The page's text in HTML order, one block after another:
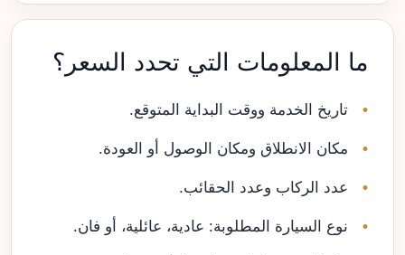
ما المعلومات التي تحدد السعر؟
تاريخ الخدمة ووقت البداية المتوقع.
مكان الانطلاق ومكان الوصول أو العودة.
عدد الركاب وعدد الحقائب.
نوع السيارة المطلوبة: عادية، عائلية، أو فان.